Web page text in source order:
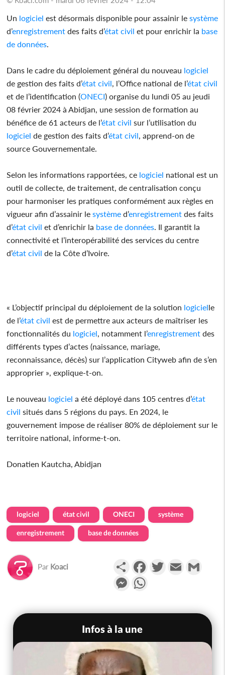
Un logiciel est désormais disponible pour assainir lesystème
d’enregistrement des faits d’état civil et pour enrichir la base
de données
Dans le cadre du déploiement général du nouveau logiciel
de gestion des faits d’état civil , l’Office national de l’état civil
et de l’identification (ONECI) organise du lundi 05 au jeudi
08 février 2024 à Abidjan, une session de formation au
bénéfice de 61 acteurs de l’état civil sur l’utilisation du
logiciel de gestion des faits d’état civil , apprend-on de
source Gouvernementale.
Selon les informations rapportées, ce logiciel national est un
outil de collecte, de traitement, de centralisation conçu
pour harmoniser les pratiques conformément aux règles en
vigueur afin d’assainir lesystème d’enregistrement des faits
d’état civil et d’enrichir la base de données . Il garantit la
connectivité et l’interopérabilité des services du centre
d’état civil de la Côte d’Ivoire.
« L’objectif principal du déploiement de la solution logicielle
de l’état civil est de permettre aux acteurs de maîtriser les
fonctionnalités du logiciel , notamment l’enregistrement des
différents types d’actes (naissance, mariage,
reconnaissance, décès) sur l’application Cityweb afin de s’en
approprier », explique-t-on.
Le nouveau logiciel a été déployé dans 105 centres d’état
civil situés dans 5 régions du pays. En 2024, le
gouvernement impose de réaliser 80% de déploiement sur le
territoire national, informe-t-on.
Donatien Kautcha, Abidjan
logiciel état civil ONECI système
enregistrement base de données
Par Koaci PartagerFacebookTwitterEmail
Messenger
Infos à la une